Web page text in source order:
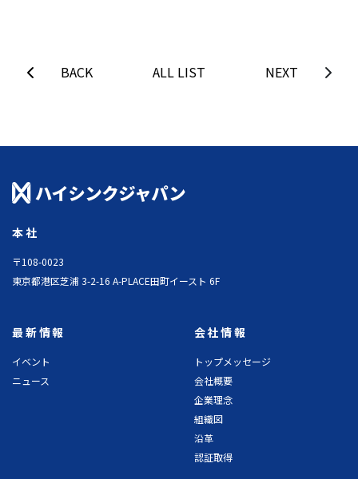
BACK ALL LIST NEXT
本社
〒108-0023
東京都港区芝浦 3-2-16 A-PLACE田町イースト 6F
最新情報
イベント
ニュース
会社情報
トップメッセージ
会社概要
企業理念
組織図
沿革
認証取得